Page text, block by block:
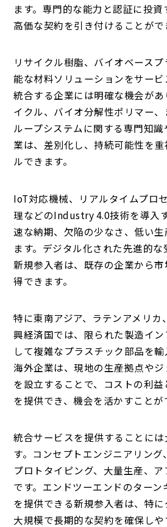
ます。専門的な能力と認証に投資
高価な契約を引き付けることがで
リサイクル樹脂、バイオベース
能な材料ソリューションをサー
統合する企業には明確な機会が
イクル、バイオ分解性ポリマー
ループシステムに関する専門知
業は、差別化し、持続可能性を
ルできます。
IoT対応機械、リアルタイムプロ
理などのIndustry 4.0技術を導入
速な納期、欠陥の少なさ、低い
ます。デジタル化された先進的
新規参入者は、既存の企業から
得できます。
特に東南アジア、ラテンアメリカ
興経済国では、限られた製造イ
して複雑なプラスチック部品を輸
海外企業は、現地の生産拠点や
を設立することで、コストの利
を提供でき、機会を活かすことが
統合サービスを提供することに
す。コンセプトエンジニアリング
プロトタイピング、大量生産、
です。エンドツーエンドのター
を提供できる新規参入者は、特に
大規模で長期的な契約を確保しや